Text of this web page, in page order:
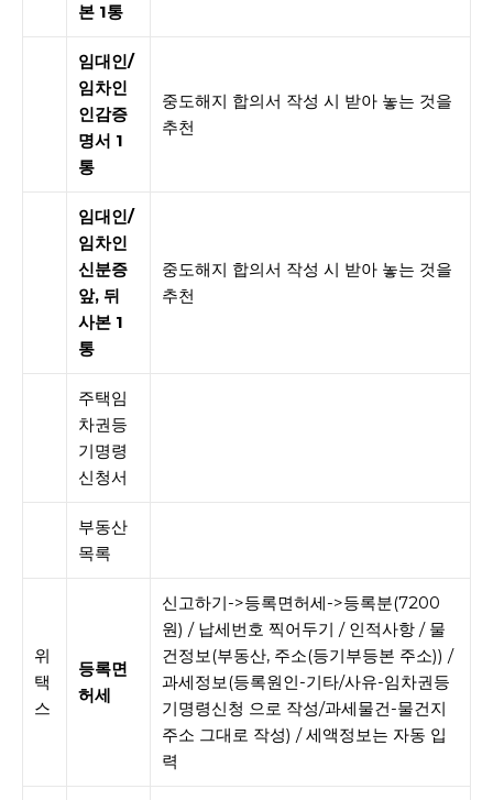
본 1통
임대인/
임차인
인감증
명서 1
통
중도해지 합의서 작성 시 받아 놓는 것을
추천
임대인/
임차인
신분증
앞, 뒤
사본 1
통
중도해지 합의서 작성 시 받아 놓는 것을
추천
주택임
차권등
기명령
신청서
부동산
목록
위
택
스
등록면
허세
신고하기->등록면허세->등록분(7200
원) / 납세번호 찍어두기 / 인적사항 / 물
건정보(부동산, 주소(등기부등본 주소)) /
과세정보(등록원인-기타/사유-임차권등
기명령신청 으로 작성/과세물건-물건지
주소 그대로 작성) / 세액정보는 자동 입
력